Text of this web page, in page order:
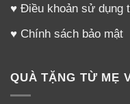
♥ Điều khoản sử dụng
♥ Chính sách bảo mật
QUÀ TẶNG TỪ MẸ